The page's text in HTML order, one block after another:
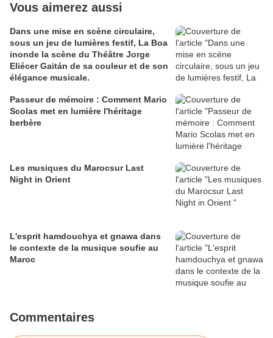
Vous aimerez aussi
Dans une mise en scène circulaire,
sous un jeu de lumières festif, La Boa
inonde la scène du Théâtre Jorge
Eliécer Gaitán de sa couleur et de son
élégance musicale.
Passeur de mémoire : Comment Mario
Scolas met en lumière l'héritage
berbère
Les musiques du Marocsur Last
Night in Orient
L'esprit hamdouchya et gnawa dans
le contexte de la musique soufie au
Maroc
Commentaires